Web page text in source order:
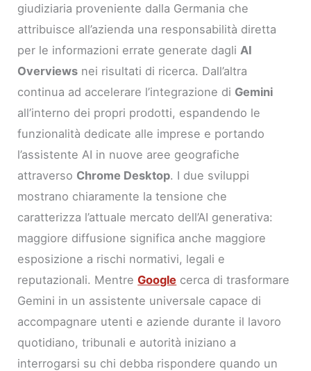
giudiziaria proveniente dalla Germania che
attribuisce all’azienda una responsabilità diretta
per le informazioni errate generate dagli AI
Overviews nei risultati di ricerca. Dall’altra
continua ad accelerare l’integrazione di Gemini
all’interno dei propri prodotti, espandendo le
funzionalità dedicate alle imprese e portando
l’assistente AI in nuove aree geografiche
attraverso Chrome Desktop. I due sviluppi
mostrano chiaramente la tensione che
caratterizza l’attuale mercato dell’AI generativa:
maggiore diffusione significa anche maggiore
esposizione a rischi normativi, legali e
reputazionali. MentreGoogle cerca di trasformare
Gemini in un assistente universale capace di
accompagnare utenti e aziende durante il lavoro
quotidiano, tribunali e autorità iniziano a
interrogarsi su chi debba rispondere quando un